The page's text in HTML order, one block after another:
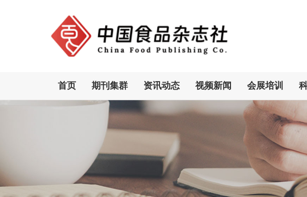
首页 期刊集群 资讯动态 视频新闻 会展培训